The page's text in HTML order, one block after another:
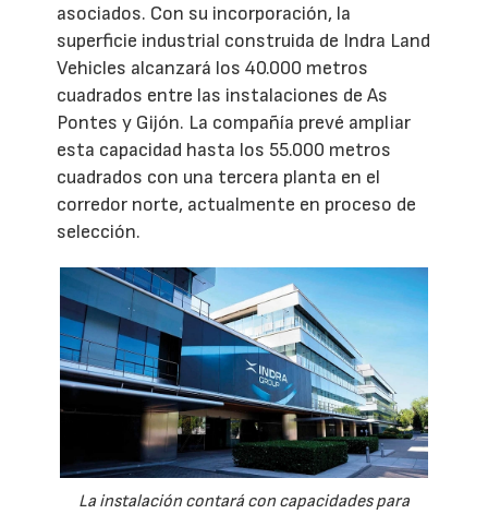
asociados. Con su incorporación, la
superficie industrial construida de Indra Land
Vehicles alcanzará los 40.000 metros
cuadrados entre las instalaciones de As
Pontes y Gijón. La compañía prevé ampliar
esta capacidad hasta los 55.000 metros
cuadrados con una tercera planta en el
corredor norte, actualmente en proceso de
selección.
La instalación contará con capacidades para